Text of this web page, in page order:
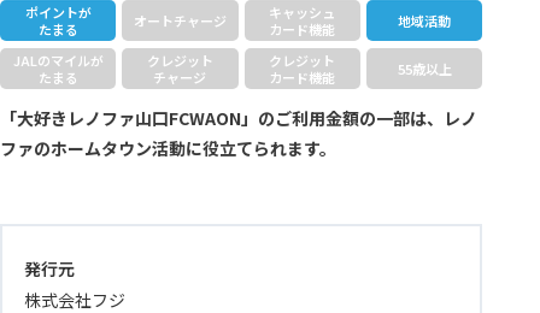
ポイントが
たまる
オートチャージ
キャッシュ
カード機能
地域活動
JALのマイルが
たまる
クレジット
チャージ
クレジット
カード機能
55歳以上
「大好きレノファ山口FCWAON」のご利用金額の一部は、レノ
ファのホームタウン活動に役立てられます。
発行元
株式会社フジ